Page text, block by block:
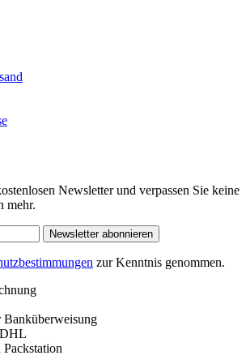
Newsletter und verpassen Sie keine
mehr.
Newsletter abonnieren
zur Kenntnis genommen.